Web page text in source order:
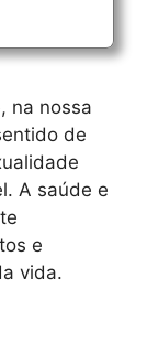
na nossa
de
A saúde e
e
vida.